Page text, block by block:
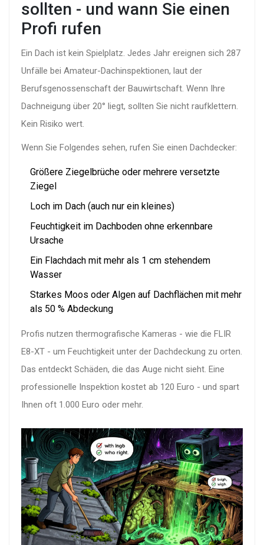
sollten - und wann Sie einen
Profi rufen
Ein Dach ist kein Spielplatz. Jedes Jahr ereignen sich 287
Unfälle bei Amateur-Dachinspektionen, laut der
Berufsgenossenschaft der Bauwirtschaft. Wenn Ihre
Dachneigung über 20° liegt, sollten Sie nicht raufklettern.
Kein Risiko wert.
Wenn Sie Folgendes sehen, rufen Sie einen Dachdecker:
Größere Ziegelbrüche oder mehrere versetzte
Ziegel
Loch im Dach (auch nur ein kleines)
Feuchtigkeit im Dachboden ohne erkennbare
Ursache
Ein Flachdach mit mehr als 1 cm stehendem
Wasser
Starkes Moos oder Algen auf Dachflächen mit mehr
als 50 % Abdeckung
Profis nutzen thermografische Kameras - wie die FLIR
E8-XT - um Feuchtigkeit unter der Dachdeckung zu orten.
Das entdeckt Schäden, die das Auge nicht sieht. Eine
professionelle Inspektion kostet ab 120 Euro - und spart
Ihnen oft 1.000 Euro oder mehr.